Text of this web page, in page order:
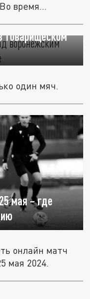
время
над
один мяч.
мая – где
онлайн матч
мая 2024.